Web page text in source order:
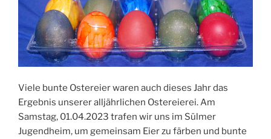
Viele bunte Ostereier waren auch dieses Jahr das
Ergebnis unserer alljährlichen Ostereierei. Am
Samstag, 01.04.2023 trafen wir uns im Sülmer
Jugendheim, um gemeinsam Eier zu färben und bunte